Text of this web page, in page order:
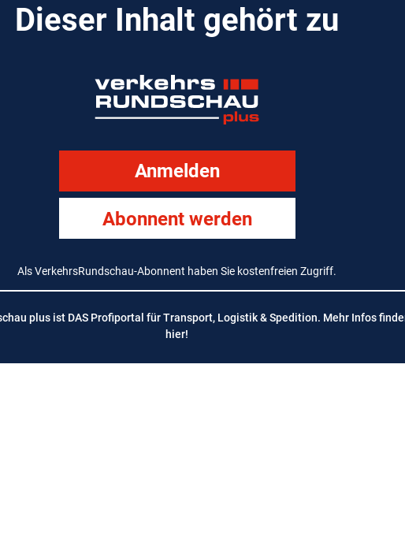
Dieser Inhalt gehört zu
Anmelden
Abonnent werden
Als VerkehrsRundschau-Abonnent haben Sie kostenfreien Zugriff.
plus ist DAS Profiportal für Transport, Logistik & Spedition. Mehr Infos
hier!